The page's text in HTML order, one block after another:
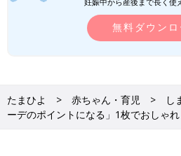
無料ダウンロ
たまひよ 赤ちゃん・育児
し
ーデのポイントになる」1枚でおしゃ